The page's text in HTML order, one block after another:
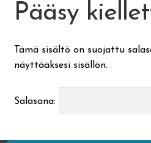
Ateria- ja välipalamaksut
Pääsy
Tämä sisältö on suojattu
näyttääksesi sisällön.
Salasana: